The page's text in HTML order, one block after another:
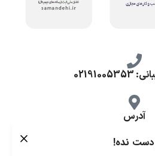
آدرس
کوچه گلناز شرقی، پلاک 10.